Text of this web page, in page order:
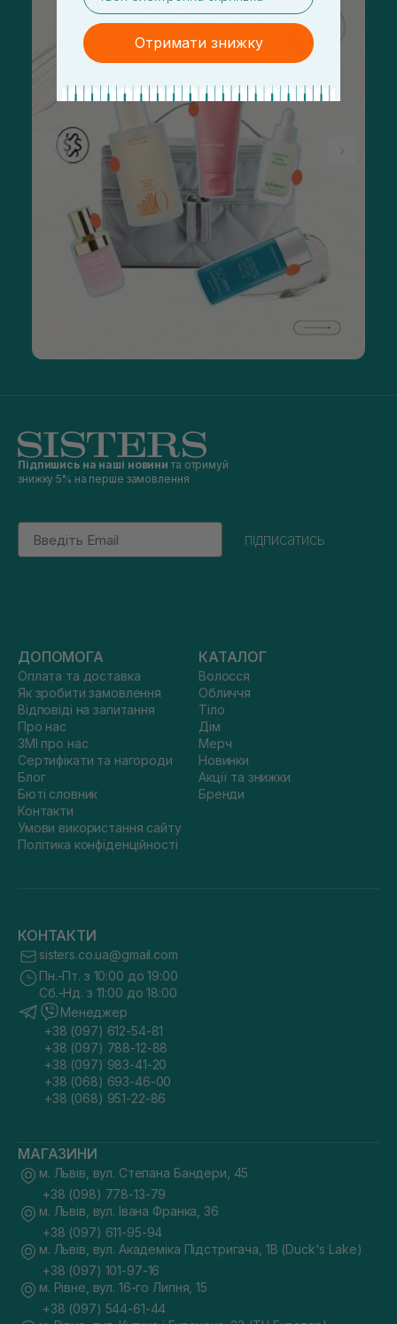
Підпишись на наші новини та отримуй
знижку 5% на перше замовлення
Email
підписатись
ДОПОМОГА
Оплата та доставка
Як зробити замовлення
Відповіді на запитання
Про нас
ЗМІ про нас
Сертифікати та нагороди
Блог
Бюті словник
Контакти
Умови використання сайту
Політика конфіденційності
КАТАЛОГ
Волосся
Обличчя
Тіло
Дім
Мерч
Новинки
Акції та знижки
Бренди
КОНТАКТИ
sisters.co.ua@gmail.com
Пн.-Пт. з 10:00 до 19:00
Сб.-Нд. з 11:00 до 18:00
Менеджер
+38 (097) 612-54-81
+38 (097) 788-12-88
+38 (097) 983-41-20
+38 (068) 693-46-00
+38 (068) 951-22-86
МАГАЗИНИ
м. Львів, вул. Степана Бандери, 45
+38 (098) 778-13-79
м. Львів, вул. Івана Франка, 36
+38 (097) 611-95-94
м. Львів, вул. Академіка Підстригача, 1В (Duck's Lake)
+38 (097) 101-97-16
м. Рівне, вул. 16-го Липня, 15
+38 (097) 544-61-44
Отримати знижку